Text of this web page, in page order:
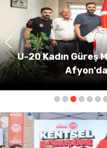
İGM Başkanı